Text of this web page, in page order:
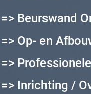
=> Beurswand
=> Op- en
=>
=> Inrichting /